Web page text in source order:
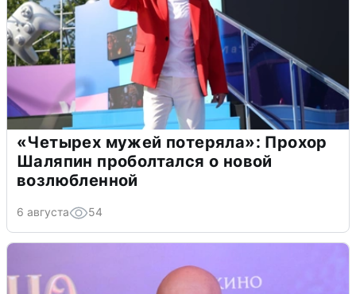
«Четырех мужей потеряла»: Прохор
Шаляпин проболтался о новой
возлюбленной
6 августа 54